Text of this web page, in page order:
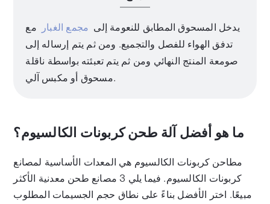
يدخل المسحوق المطابق للنعومة إلى مجمع الغبار
مع
تدفق الهواء للفصل والتجميع. ومن ثم يتم إرساله إلى
صومعة المنتج النهائي ومن ثم يتم تعبئته بواسطة ناقلة
مسحوق أو مكبس آلي.
ما هو أفضل آلة طحن كربونات الكالسيوم؟
مطاحن كربونات الكالسيوم هي المعدات الأساسية لمصانع
كربونات الكالسيوم. فيما يلي 3 مصانع طحن معدنية الأكثر
مبيعًا. اختر الأفضل بناءً على نطاق حجم الجسيمات المطلوب